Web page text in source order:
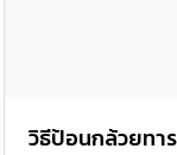
วิธีป้อนกล้วยทา